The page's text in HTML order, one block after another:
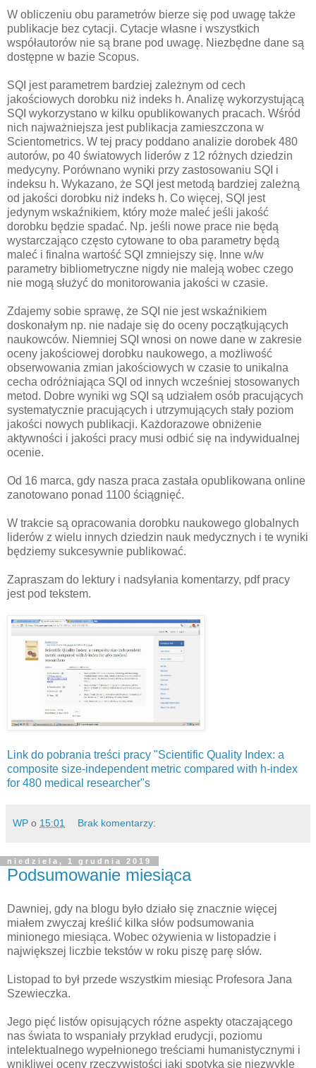
W obliczeniu obu parametrów bierze się pod uwagę także
publikacje bez cytacji. Cytacje własne i wszystkich
współautorów nie są brane pod uwagę. Niezbędne dane są
dostępne w bazie Scopus.
SQI jest parametrem bardziej zależnym od cech
jakościowych dorobku niż indeks h. Analizę wykorzystującą
SQI wykorzystano w kilku opublikowanych pracach. Wśród
nich najważniejsza jest publikacja zamieszczona w
Scientometrics. W tej pracy poddano analizie dorobek 480
autorów, po 40 światowych liderów z 12 różnych dziedzin
medycyny. Porównano wyniki przy zastosowaniu SQI i
indeksu h. Wykazano, że SQI jest metodą bardziej zależną
od jakości dorobku niż indeks h. Co więcej, SQI jest
jedynym wskaźnikiem, który może maleć jeśli jakość
dorobku będzie spadać. Np. jeśli nowe prace nie będą
wystarczająco często cytowane to oba parametry będą
maleć i finalna wartość SQI zmniejszy się. Inne w/w
parametry bibliometryczne nigdy nie maleją wobec czego
nie mogą służyć do monitorowania jakości w czasie.
Zdajemy sobie sprawę, że SQI nie jest wskaźnikiem
doskonałym np. nie nadaje się do oceny początkujących
naukowców. Niemniej SQI wnosi on nowe dane w zakresie
oceny jakościowej dorobku naukowego, a możliwość
obserwowania zmian jakościowych w czasie to unikalna
cecha odróżniająca SQI od innych wcześniej stosowanych
metod. Dobre wyniki wg SQI są udziałem osób pracujących
systematycznie pracujących i utrzymujących stały poziom
jakości nowych publikacji. Każdorazowe obniżenie
aktywności i jakości pracy musi odbić się na indywidualnej
ocenie.
Od 16 marca, gdy nasza praca zastała opublikowana online
zanotowano ponad 1100 ściągnięć.
W trakcie są opracowania dorobku naukowego globalnych
liderów z wielu innych dziedzin nauk medycznych i te wyniki
będziemy sukcesywnie publikować.
Zapraszam do lektury i nadsyłania komentarzy, pdf pracy
jest pod tekstem.
Link do pobrania treści pracy "Scientific Quality Index: a
composite size‐independent metric compared with h‐index
for 480 medical researcher"s
WP o 15:01 Brak komentarzy:
niedziela, 1 grudnia 2019
Podsumowanie miesiąca
Dawniej, gdy na blogu było działo się znacznie więcej
miałem zwyczaj kreślić kilka słów podsumowania
minionego miesiąca. Wobec ożywienia w listopadzie i
największej liczbie tekstów w roku piszę parę słów.
Listopad to był przede wszystkim miesiąc Profesora Jana
Szewieczka.
Jego pięć listów opisujących różne aspekty otaczającego
nas świata to wspaniały przykład erudycji, poziomu
intelektualnego wypełnionego treściami humanistycznymi i
wnikliwej oceny rzeczywistości jaki spotyka się niezwykle